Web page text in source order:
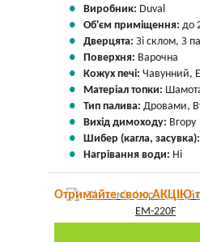
Виробник: Duval
Об'єм приміщення: до
Дверцята: Зі склом, З
Поверхня: Варочна
Кожух печі: Чавунний,
Матеріал топки:
Тип палива: Дровами,
Вихід димоходу: Вгору
Шибер (кагла,
Нагрівання води: Ні
Отримайте свою АКЦІЮ